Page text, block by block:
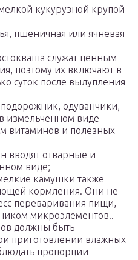
кукурузной крупой
пшеничная или ячневая
служат ценным
поэтому их включают в
суток после вылупления
одуванчики,
измельченном виде
витаминов и полезных
вводят отварные и
виде;
камушки также
кормления. Они не
переваривания пищи,
микроэлементов..
должны быть
приготовлении влажных
пропорции